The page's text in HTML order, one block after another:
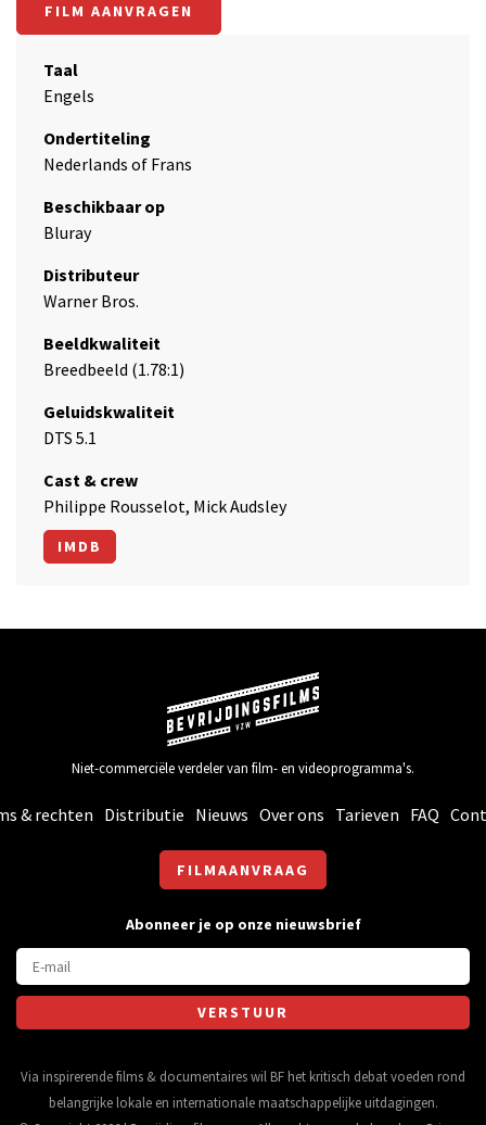
FILM AANVRAGEN
Taal
Engels
Ondertiteling
Nederlands of Frans
Beschikbaar op
Bluray
Distributeur
Warner Bros.
Beeldkwaliteit
Breedbeeld (1.78:1)
Geluidskwaliteit
DTS 5.1
Cast & crew
Philippe Rousselot, Mick Audsley
IMDB
Niet-commerciële verdeler van film- en videoprogramma's.
& rechten Distributie Nieuws Over ons Tarieven FAQ
FILMAANVRAAG
Abonneer je op onze nieuwsbrief
Via inspirerende films & documentaires wil BF het kritisch debat voeden rond
belangrijke lokale en internationale maatschappelijke uitdagingen.